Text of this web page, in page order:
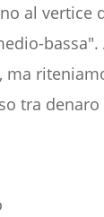
al vertice
bassa".
ma
tra denaro